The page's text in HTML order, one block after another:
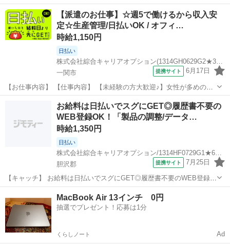
OK！「製品の調整/データ入力」高時給1350円！六原周辺！20代～40
代のスタッフが多数活躍中★ 【コメント】 製造のお仕事をお探しにお
ススメ♪ 「未経...
岩手 胆沢郡 一般事務
【派遣のお仕事】☆週5で働けるから収入安
定☆生産管理/日払いOK / オフィ…
時給1,150円
日払い
株式会社綜合キャリアオプション(1314GH0629G2★31-N)
一関市
提携サイト 6月17日
【お仕事内容】 【仕事内容】 【未経験の方大歓迎♪】女性が多めの職
場♪土日祝休み！ヘアスタイル自由☆ 《仕事内容》 【業務内容詳細】
生産管理、 パソコン入力業務【取扱製品情報】半導体に使われる、 ハ
ーネス部品人気の日勤専属...
その他
お給料は日払いでスグにGET◎履歴書不要の
WEB登録OK！「製品の調整/データ…
時給1,350円
日払い
株式会社綜合キャリアオプション/1314HF0729G1★64-N
胆沢郡
提携サイト 7月25日
【キャッチ】 お給料は日払いでスグにGET◎履歴書不要のWEB登録
OK！「製品の調整/データ入力」高時給1350円！六原周辺！20代～40
代のスタッフが多数活躍中★ 【コメント】 ＼大手人材派遣会社で働き
ませんか♪／ 「...
MacBook Air 13インチ 0円
抽選でプレゼント！応募は1分
くらしノート Ad